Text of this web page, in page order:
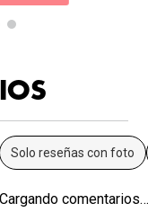
Solo reseñas con foto
Cargando